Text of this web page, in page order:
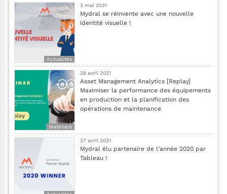
Actualités
3 mai 2021
Mydral se réinvente avec une nouvelle
identité visuelle !
Webinars
28 avril 2021
Asset Management Analytics [Replay]
Maximiser la performance des équipements
en production et la planification des
opérations de maintenance
27 avril 2021
Mydral élu partenaire de l’année 2020 par
Tableau !